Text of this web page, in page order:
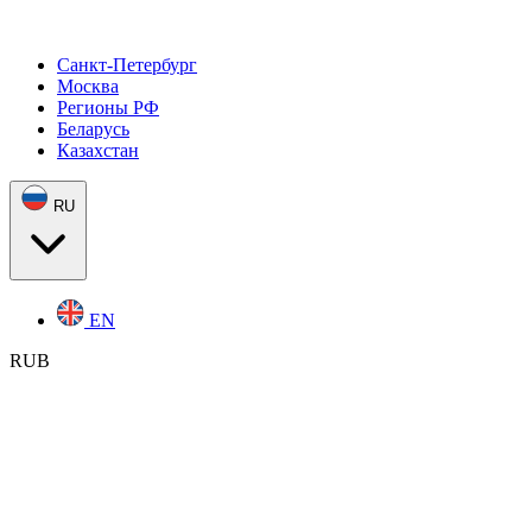
Санкт-Петербург
Москва
Регионы РФ
Беларусь
Казахстан
RU
EN
RUB